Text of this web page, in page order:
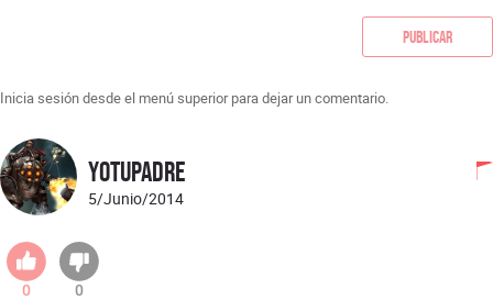
Publicar
Inicia sesión desde el menú superior para dejar un comentario.
yotupadre
5/Junio/2014
0 0